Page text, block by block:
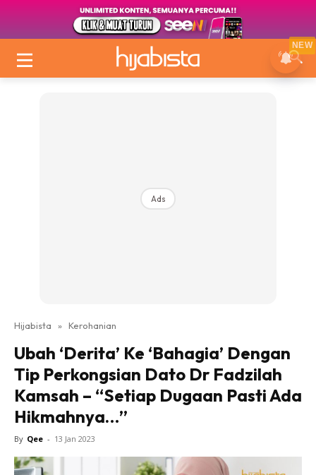
Ads
Hijabista » Kerohanian
Ubah ‘Derita’ Ke ‘Bahagia’ Dengan
Tip Perkongsian Dato Dr Fadzilah
Kamsah – “Setiap Dugaan Pasti Ada
Hikmahnya…”
By Qee - 13 Jan 2023
NEW